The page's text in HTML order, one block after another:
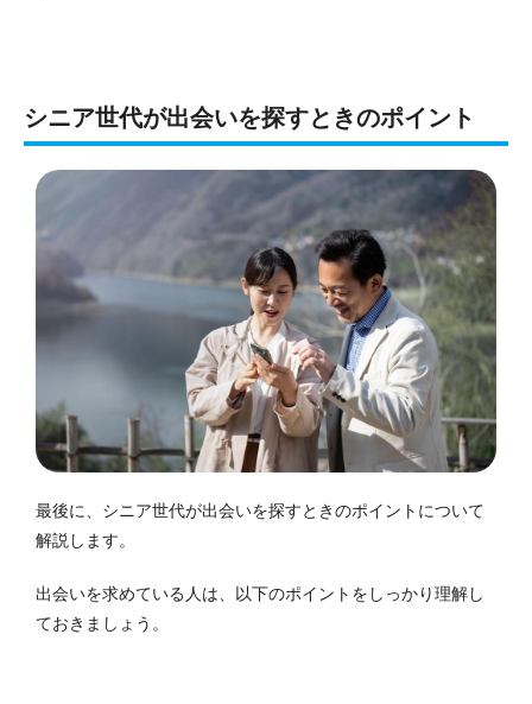
シニア世代が出会いを探すときのポイント
最後に、シニア世代が出会いを探すときのポイントについて
解説します。
出会いを求めている人は、以下のポイントをしっかり理解し
ておきましょう。